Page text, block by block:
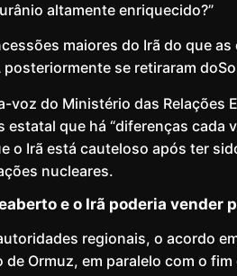
altamente enriquecido?”
maiores do Irã do que
posteriormente se retiraram
voz do Ministério das Relações
estatal que há “diferenças cada
o Irã está cauteloso após ter
nucleares.
e o Irã poderia vender
regionais, o acordo
de Ormuz, em paralelo com o